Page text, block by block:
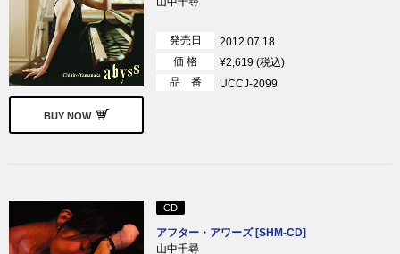
BUY NOW
発売日
2012.07.18
価 格
¥2,619 (税込)
品 番
UCCJ-2099
CD
アフター・アワーズ [SHM-CD]
山中千尋